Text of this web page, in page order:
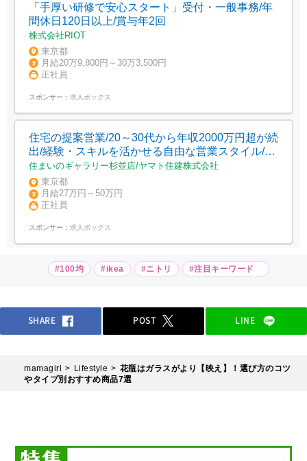
「手厚い研修で安心スタート」受付・一般事務/年
間休日120日以上/賞与年2回
株式会社RIOT
東京都
月給20万9,800円～30万3,500円
正社員
スポンサー： 求人ボックス
住宅の提案営業/20～30代から年収2000万円超が続
出/経験・スキルを活かせる自由な営業スタイル/成
長は右肩上がり・早期キャリアUPも可
住まいのギャラリー杉並店/ヤマト住建株式会社
東京都
月給27万円～50万円
正社員
スポンサー： 求人ボックス
#100均 #ikea #ニトリ #注目キーワード
SHARE POST LINE
mamagirl Lifestyle
花瓶はガラスがより【映え】！選び方のコツ
やタイプ別おすすめ商品7選